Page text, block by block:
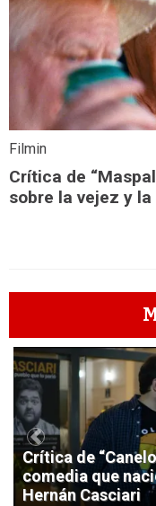
Filmin
Crítica de
sobre la vejez y
Crítica de
comedia que
Hernán Casciari
Previous